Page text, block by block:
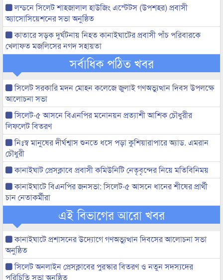
লন্ডনে সিলেট শাহজালাল হাউজিং এস্টেটস (উপশহর) প্রবাসী
অ্যাসোসিয়েশনের সভা অনুষ্ঠিত
কাতারে সড়ক দুর্ঘটনায় নিহত কানাইঘাটের প্রবাসী পাঁচ পরিবারকে
খেলাফত মজলিসের নগদ সহায়তা
সর্বাধিক পঠিত খবর
সিলেট সরকারি মদন মোহন কলেজে জুলাই গণঅভ্যুত্থান দিবস উপলক্ষে
আলোচনা সভা
সিলেট-৫ আসনে বিএনপির মনোনয়ন প্রত্যাশী আশিক চৌধুরীর
লিফলেট বিতরণ
নিঃস্ব মানুষের দীর্ঘশ্বাস শুনতে ধসে পড়া কুশিয়ারাপারে অ্যাড. এমরান
চৌধুরী
কানাইঘাট প্রেসক্লাবে প্রবাসী কমিউনিটি নেতৃবৃন্দের নিয়ে মতিবিনিময়
কানাইঘাটে বিএনপির জনসভা: সিলেট-৫ আসনে ধানের শীষের প্রার্থী
চান নেতাকর্মীরা
এই বিভাগের আরো খবর
কানাইঘাটে প্রশাসনের উদ্যোগে গণঅভ্যুত্থান দিবসের আলোচনা সভা
অনুষ্ঠিত
সিলেট অনলাইন প্রেসক্লাবের পুরস্কার বিতরণ ও নতুন সদস্যদের
পরিচিতি সভা অনুষ্ঠিত